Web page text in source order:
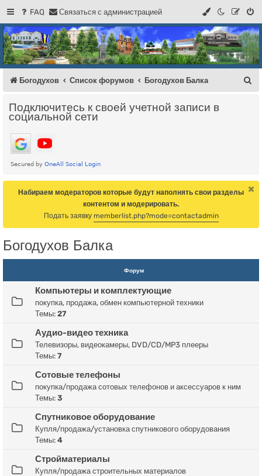
FAQ Связаться с администрацией
Регистрация
Форум Богодухова
Богодухов
Богодухов Список форумов Богодухов Балка
Подключитесь к своей учетной записи в
социальной сети
Набираем модераторов которые будут наполнять свои разделы
контентом и модерировать.
Подать заявку memberlist.php?mode=contactadmin
Богодухов Балка
Форум
Компьютеры и комплектующие
покупка, продажа, обмен компьютерной техники
Темы: 27
Аудио-видео техника
Телевизоры, видеокамеры, DVD/CD/MP3 плееры
Темы: 7
Сотовые телефоны
покупка/продажа сотовых телефонов и аксессуаров к ним
Темы: 3
Спутниковое оборудование
Купля/продажа/установка спутникового оборудования
Темы: 4
Стройматериалы
Купля/продажа строительных материалов